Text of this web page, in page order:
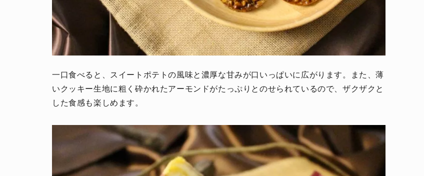
人生と暮らしを豊かに楽しむ上質な体験。
一口食べると、スイートポテトの風味と濃厚な甘みが口いっぱいに広がります。また、薄
いクッキー生地に粗く砕かれたアーモンドがたっぷりとのせられているので、ザクザクと
した食感も楽しめます。